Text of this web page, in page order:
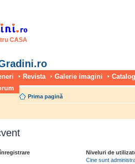
CASA
Revista Galerie imagini
Prima pagină
Niveluri de
Cine sunt